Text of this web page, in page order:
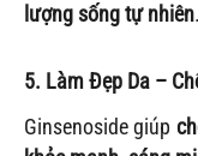
lượng sống tự nhiên.
5. Làm Đẹp Da –
Ginsenoside giúp